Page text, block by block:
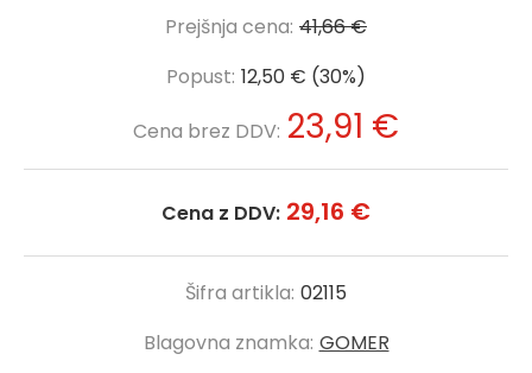
Prejšnja cena: 41,66 €
Popust: 12,50 € (30%)
Cena brez DDV: 23,91 €
Cena z DDV: 29,16 €
Šifra artikla: 02115
Blagovna znamka: GOMER